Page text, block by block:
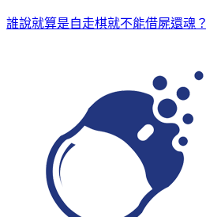
誰說就算是自走棋就不能借屍還魂？